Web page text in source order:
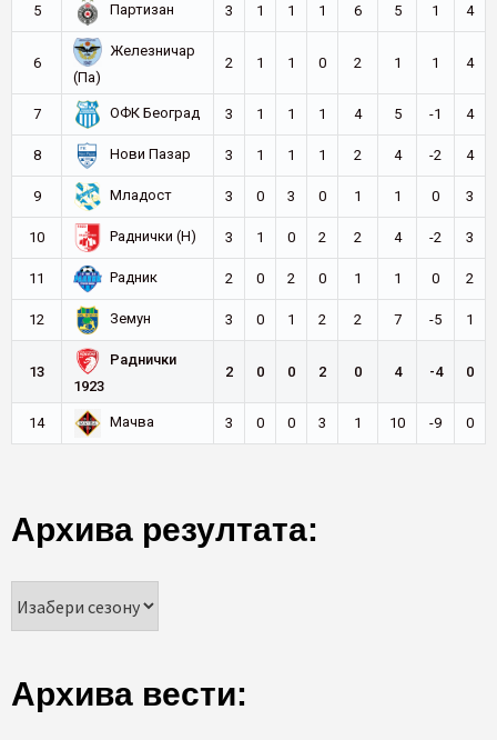
5 Партизан 3 1 1 1 6 5 1 4
6
Железничар
(Па)
2 1 1 0 2 1 1 4
7 ОФК Београд 3 1 1 1 4 5 -1 4
8 Нови Пазар 3 1 1 1 2 4 -2 4
9 Младост 3 0 3 0 1 1 0 3
10 Раднички (Н) 3 1 0 2 2 4 -2 3
11 Радник 2 0 2 0 1 1 0 2
12 Земун 3 0 1 2 2 7 -5 1
13
Раднички
1923
2 0 0 2 0 4 -4 0
14 Мачва 3 0 0 3 1 10 -9 0
Архива резултата:
Архива вести: